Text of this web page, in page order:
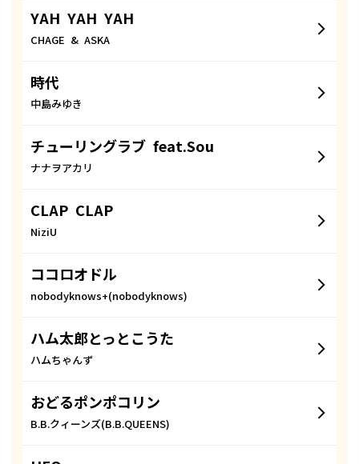
YAH YAH YAH
CHAGE & ASKA
時代
中島みゆき
チューリングラブ feat.Sou
ナナヲアカリ
CLAP CLAP
NiziU
ココロオドル
nobodyknows+(nobodyknows)
ハム太郎とっとこうた
ハムちゃんず
おどるポンポコリン
B.B.クィーンズ(B.B.QUEENS)